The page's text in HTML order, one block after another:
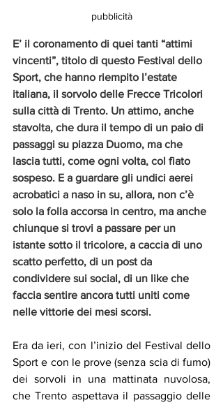
pubblicità
E’ il coronamento di quei tanti “attimi
vincenti”, titolo di questo Festival dello
Sport, che hanno riempito l’estate
italiana, il sorvolo delle Frecce Tricolori
sulla città di Trento. Un attimo, anche
stavolta, che dura il tempo di un paio di
passaggi su piazza Duomo, ma che
lascia tutti, come ogni volta, col fiato
sospeso. E a guardare gli undici aerei
acrobatici a naso in su, allora, non c’è
solo la folla accorsa in centro, ma anche
chiunque si trovi a passare per un
istante sotto il tricolore, a caccia di uno
scatto perfetto, di un post da
condividere sui social, di un like che
faccia sentire ancora tutti uniti come
nelle vittorie dei mesi scorsi.
Era da ieri, con l’inizio del Festival dello
Sport e con le prove (senza scia di fumo)
dei sorvoli in una mattinata nuvolosa,
che Trento aspettava il passaggio delle